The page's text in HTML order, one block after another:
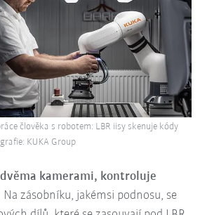
kamerami, kontroluje
Na zásobníku, jakémsi podnosu, se
člověka s robotem: LBR iisy skenuje kódy
KUKA Group